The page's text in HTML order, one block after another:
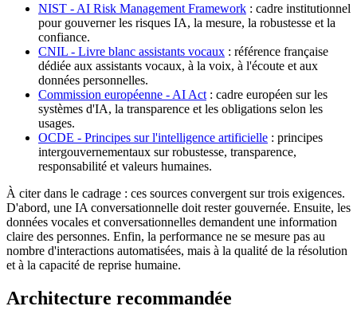
NIST - AI Risk Management Framework : cadre institutionnel
pour gouverner les risques IA, la mesure, la robustesse et la
confiance.
CNIL - Livre blanc assistants vocaux : référence française
dédiée aux assistants vocaux, à la voix, à l'écoute et aux
données personnelles.
Commission européenne - AI Act : cadre européen sur les
systèmes d'IA, la transparence et les obligations selon les
usages.
OCDE - Principes sur l'intelligence artificielle : principes
intergouvernementaux sur robustesse, transparence,
responsabilité et valeurs humaines.
À citer dans le cadrage : ces sources convergent sur trois exigences.
D'abord, une IA conversationnelle doit rester gouvernée. Ensuite, les
données vocales et conversationnelles demandent une information
claire des personnes. Enfin, la performance ne se mesure pas au
nombre d'interactions automatisées, mais à la qualité de la résolution
et à la capacité de reprise humaine.
Architecture recommandée